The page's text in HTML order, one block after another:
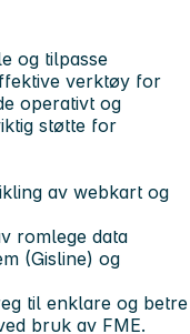
og tilpasse
verktøy for
operativt og
støtte for
av webkart og
romlege data
(Gisline) og
til enklare og betre
bruk av FME.